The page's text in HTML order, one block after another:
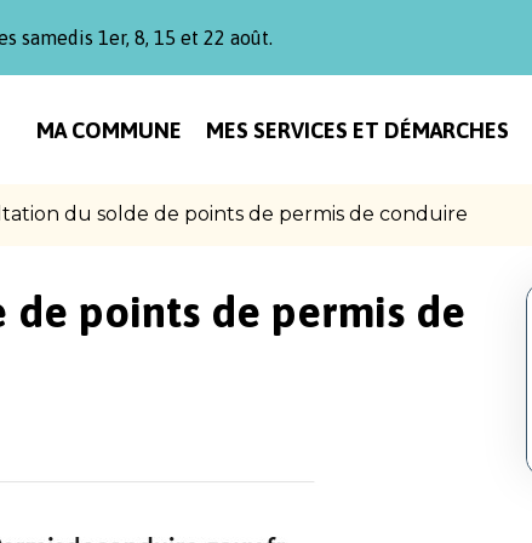
samedis 1er, 8, 15 et 22 août.
MA COMMUNE MES SERVICES ET DÉMARCHES
du solde de points de permis de conduire
points de permis de